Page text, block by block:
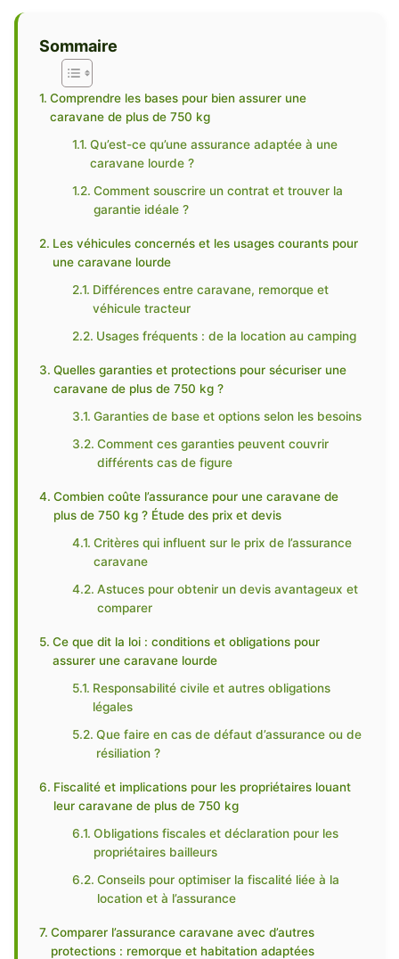
Sommaire
Comprendre les bases pour bien assurer une
caravane de plus de 750 kg
Qu’est-ce qu’une assurance adaptée à une
caravane lourde ?
Comment souscrire un contrat et trouver la
garantie idéale ?
Les véhicules concernés et les usages courants pour
une caravane lourde
Différences entre caravane, remorque et
véhicule tracteur
Usages fréquents : de la location au camping
Quelles garanties et protections pour sécuriser une
caravane de plus de 750 kg ?
Garanties de base et options selon les besoins
Comment ces garanties peuvent couvrir
différents cas de figure
Combien coûte l’assurance pour une caravane de
plus de 750 kg ? Étude des prix et devis
Critères qui influent sur le prix de l’assurance
caravane
Astuces pour obtenir un devis avantageux et
comparer
Ce que dit la loi : conditions et obligations pour
assurer une caravane lourde
Responsabilité civile et autres obligations
légales
Que faire en cas de défaut d’assurance ou de
résiliation ?
Fiscalité et implications pour les propriétaires louant
leur caravane de plus de 750 kg
Obligations fiscales et déclaration pour les
propriétaires bailleurs
Conseils pour optimiser la fiscalité liée à la
location et à l’assurance
Comparer l’assurance caravane avec d’autres
protections : remorque et habitation adaptées